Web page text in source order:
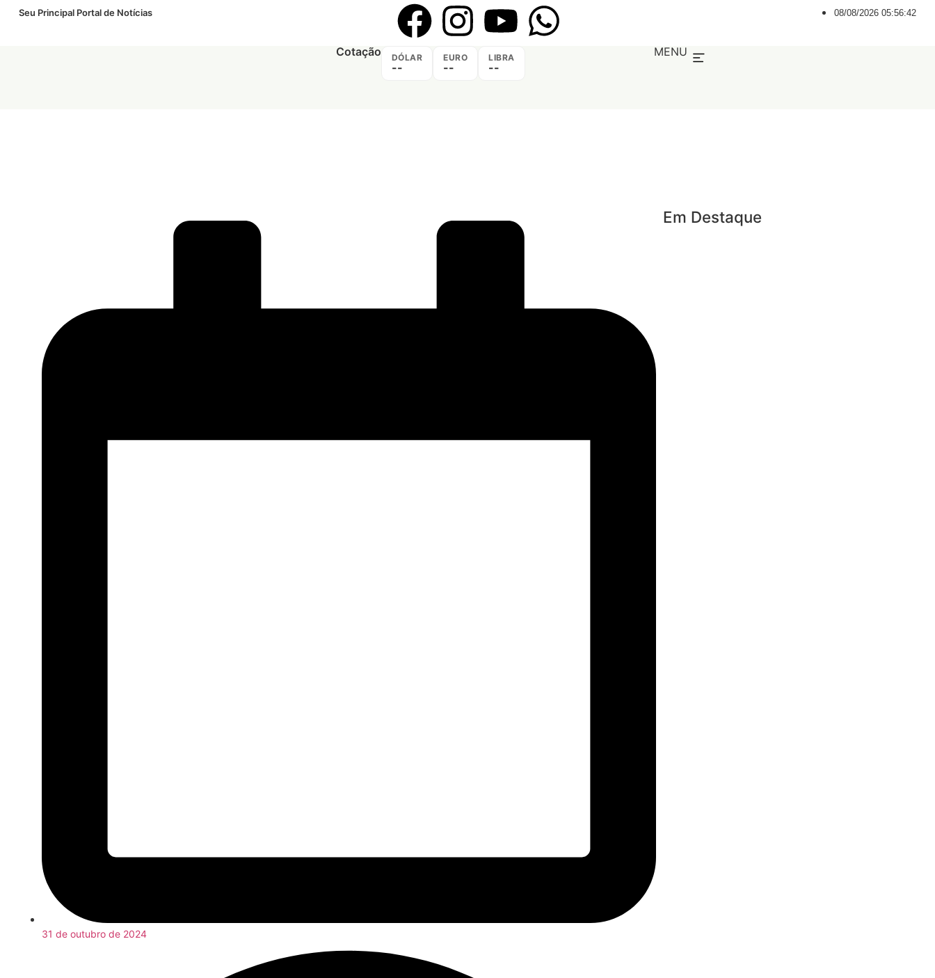
Seu Principal Portal de Notícias 08/08/2026 05:56:43
Cotação DÓLAR
--
EURO
--
LIBRA
--
MENU
31 de outubro de 2024
Em Destaque